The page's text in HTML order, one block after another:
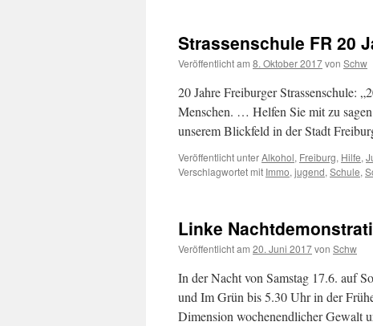
Strassenschule FR 20
Veröffentlicht am 8. Oktober 2017von Schw
20 Jahre Freiburger Strassenschule:
Menschen. … Helfen Sie mit zu
unserem Blickfeld in der Stadt
Veröffentlicht unterAlkohol, Freiburg, Hilfe,
Verschlagwortet mit Immo, jugend, Schule,
Linke
Veröffentlicht am 20. Juni 2017von Schw
In der Nacht von Samstag 17.6. auf
und Im Grün bis 5.30 Uhr in der
Dimension wochenendlicher Gewalt